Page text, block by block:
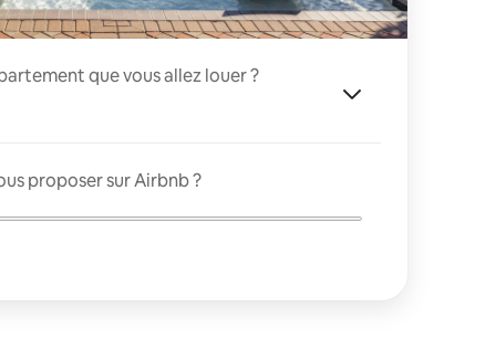
que vous allez louer ?
proposer sur Airbnb ?